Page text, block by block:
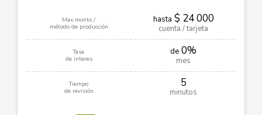
Max monto /
método de producción
hasta $ 24 000
cuenta / tarjeta
Tasa
de interes
de 0%
mes
Tiempo
de revisión
5
minutos